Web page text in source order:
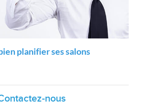
planifier ses salons
nous